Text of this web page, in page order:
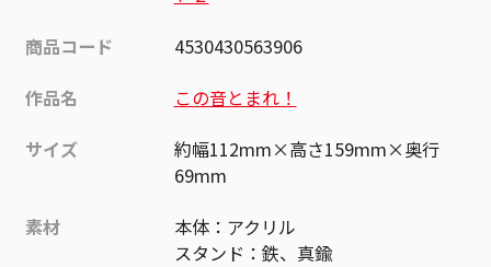
商品コード
4530430563906
作品名
この音とまれ！
サイズ
約幅112mm×高さ159mm×奥行
69mm
素材
本体：アクリル
スタンド：鉄、真鍮